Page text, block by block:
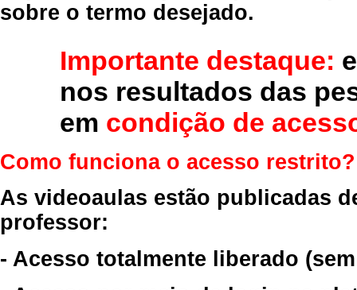
sobre o termo desejado.
Importante destaque:
nos resultados das
em condição de
Como funciona o acesso restrito?
As videoaulas estão publicadas
professor:
- Acesso totalmente liberado